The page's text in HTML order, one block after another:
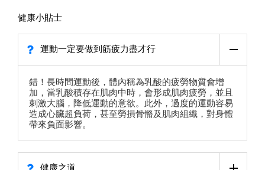
健康小貼士
運動一定要做到筋疲力盡才行
錯！長時間運動後，體內稱為乳酸的疲勞物質會增
加，當乳酸積存在肌肉中時，會形成肌肉疲勞，並且
刺激大腦，降低運動的意欲。此外，過度的運動容易
造成心臟超負荷，甚至勞損骨骼及肌肉組織，對身體
帶來負面影響。
健康之道